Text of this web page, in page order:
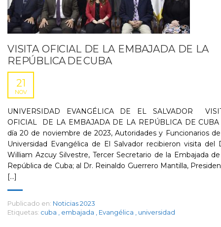
VISITA OFICIAL DE LA EMBAJADA DE LA
REPÚBLICA DE CUBA
21
NOV
UNIVERSIDAD EVANGÉLICA DE EL SALVADOR
OFICIAL DE LA EMBAJADA DE LA REPÚBLICA DE CUBA
día 20 de noviembre de 2023, Autoridades y Funcionarios
Universidad Evangélica de El Salvador recibieron visita del
William Azcuy Silvestre, Tercer Secretario de la Embajada
República de Cuba; al Dr. Reinaldo Guerrero Mantilla,
[...]
Publicado en: Noticias 2023
Etiquetas: cuba embajada Evangélica universidad